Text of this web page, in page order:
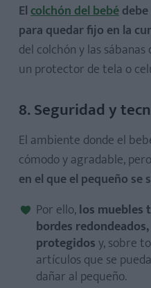
Elcolchón del bebé
para quedar fijo en la
del colchón y las
un protector de tela o
8. Seguridad y
El ambiente donde el
cómodo y agradable,
en el que el pequeño
Por ello,los muebles
bordes
protegidosy, sobre
artículos que se
dañar al pequeño.